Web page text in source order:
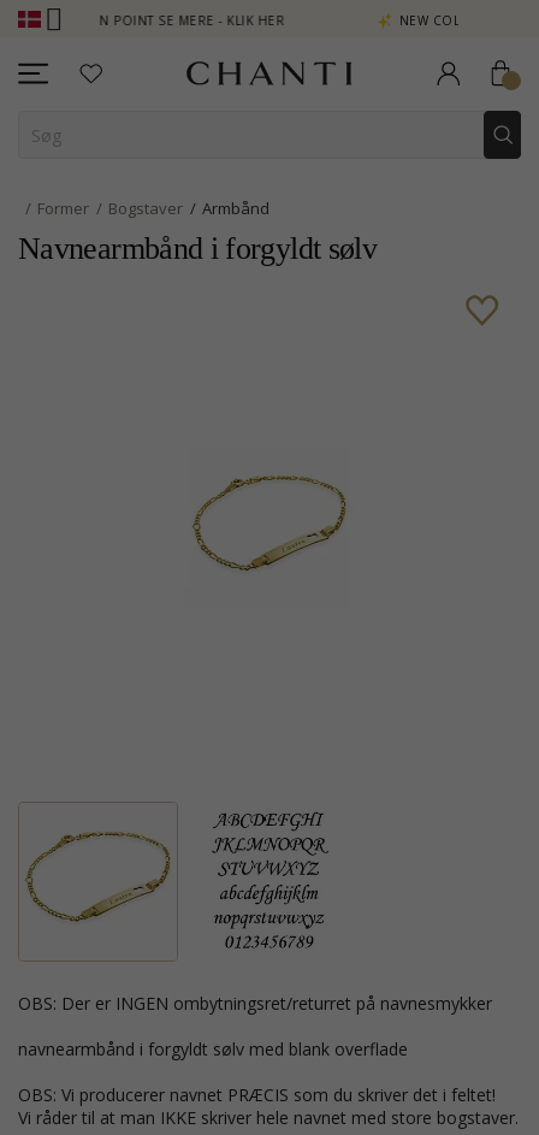
POINT SE MERE - KLIK HER NEW COLLECTION | AURA
Former Bogstaver Armbånd
Navnearmbånd i forgyldt sølv
OBS: Der er INGEN ombytningsret/returret på navnesmykker
navnearmbånd i forgyldt sølv med blank overflade
OBS: Vi producerer navnet PRÆCIS som du skriver det i feltet!
Vi råder til at man IKKE skriver hele navnet med store bogstaver.